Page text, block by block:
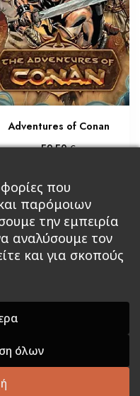
Adventures of Conan
59,50€
Εκδόσεις Βάρδος
A theme by Gradient
που
παρόμοιων
την εμπειρία
αναλύσουμε τον
και για σκοπούς
όλων